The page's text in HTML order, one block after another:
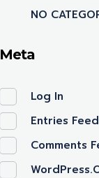
NO
Meta
Log In
Entries Feed
Comments